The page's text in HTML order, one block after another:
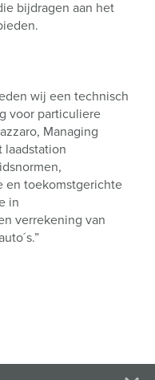
bijdragen aan het
wij een technisch
voor particuliere
Managing
laadstation
en toekomstgerichte
in
verrekening van